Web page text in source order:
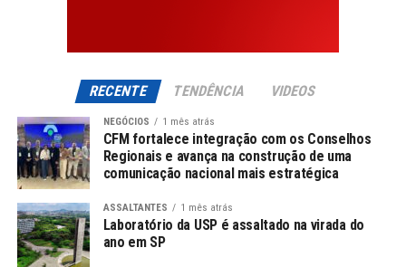
RECENTE TENDÊNCIA VIDEOS
NEGÓCIOS 1 mês atrás
CFM fortalece integração com os Conselhos
Regionais e avança na construção de uma
comunicação nacional mais estratégica
ASSALTANTES 1 mês atrás
Laboratório da USP é assaltado na virada do
ano em SP